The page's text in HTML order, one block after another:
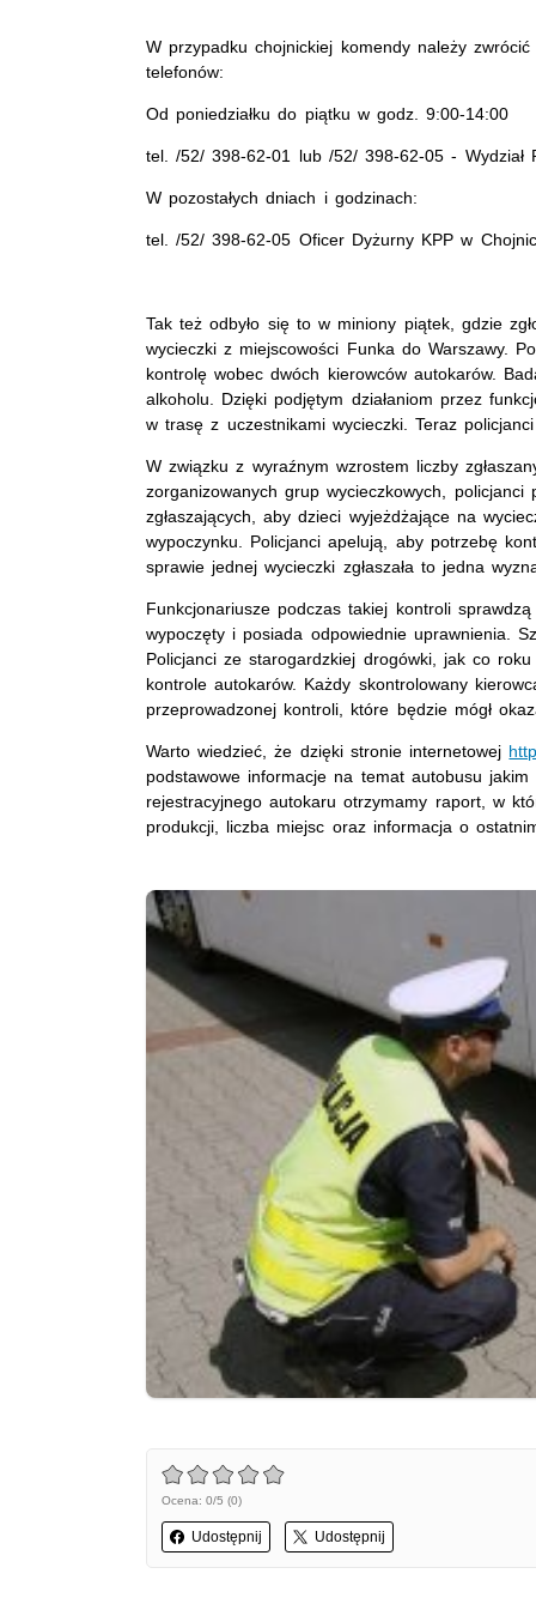
W przypadku chojnickiej komendy należy
telefonów:
Od poniedziałku do piątku w godz. 9:00-14:00
tel. /52/ 398-62-01 lub /52/ 398-62-05 - Wydział
W pozostałych dniach i godzinach:
tel. /52/ 398-62-05 Oficer Dyżurny KPP w
Tak też odbyło się to w miniony piątek, gdzie
wycieczki z miejscowości Funka do Warszawy.
kontrolę wobec dwóch kierowców autokarów.
alkoholu. Dzięki podjętym działaniom przez
w trasę z uczestnikami wycieczki. Teraz
W związku z wyraźnym wzrostem liczby
zorganizowanych grup wycieczkowych,
zgłaszających, aby dzieci wyjeżdżające na
wypoczynku. Policjanci apelują, aby potrzebę
sprawie jednej wycieczki zgłaszała to jedna
Funkcjonariusze podczas takiej kontroli
wypoczęty i posiada odpowiednie uprawnienia.
Policjanci ze starogardzkiej drogówki, jak co
kontrole autokarów. Każdy skontrolowany
przeprowadzonej kontroli, które będzie mógł
Warto wiedzieć, że dzięki stronie internetowej
podstawowe informacje na temat autobusu
rejestracyjnego autokaru otrzymamy raport, w
produkcji, liczba miejsc oraz informacja o
Ocena: 0/5 (0)
Udostępnij Udostępnij